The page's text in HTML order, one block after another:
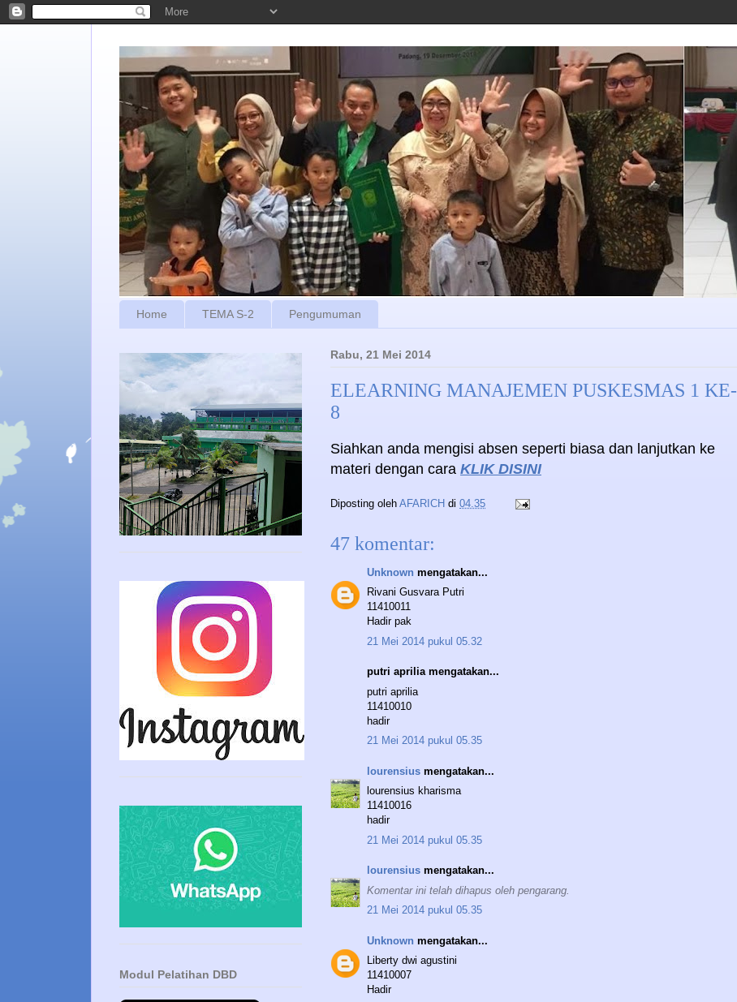
Home TEMA S-2 Pengumuman
Rabu, 21 Mei 2014
ELEARNING MANAJEMEN PUSKESMAS 1 KE-
8
Siahkan anda mengisi absen seperti biasa dan lanjutkan ke
materi dengan cara KLIK DISINI
Diposting oleh AFARICH di 04.35
47 komentar:
Unknown mengatakan...
Rivani Gusvara Putri
11410011
Hadir pak
21 Mei 2014 pukul 05.32
putri aprilia mengatakan...
putri aprilia
11410010
hadir
21 Mei 2014 pukul 05.35
lourensius mengatakan...
lourensius kharisma
11410016
hadir
21 Mei 2014 pukul 05.35
lourensius mengatakan...
Komentar ini telah dihapus oleh pengarang.
21 Mei 2014 pukul 05.35
Unknown mengatakan...
Liberty dwi agustini
11410007
Hadir
Modul Pelatihan DBD